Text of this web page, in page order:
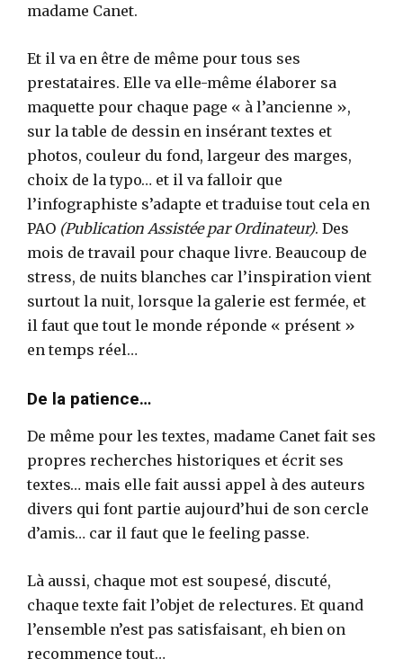
madame Canet.
Et il va en être de même pour tous ses
prestataires. Elle va elle-même élaborer sa
maquette pour chaque page « à l’ancienne »,
sur la table de dessin en insérant textes et
photos, couleur du fond, largeur des marges,
choix de la typo… et il va falloir que
l’infographiste s’adapte et traduise tout cela en
PAO (Publication Assistée par Ordinateur). Des
mois de travail pour chaque livre. Beaucoup de
stress, de nuits blanches car l’inspiration vient
surtout la nuit, lorsque la galerie est fermée, et
il faut que tout le monde réponde « présent »
en temps réel…
De la patience…
De même pour les textes, madame Canet fait ses
propres recherches historiques et écrit ses
textes… mais elle fait aussi appel à des auteurs
divers qui font partie aujourd’hui de son cercle
d’amis… car il faut que le feeling passe.
Là aussi, chaque mot est soupesé, discuté,
chaque texte fait l’objet de relectures. Et quand
l’ensemble n’est pas satisfaisant, eh bien on
recommence tout…